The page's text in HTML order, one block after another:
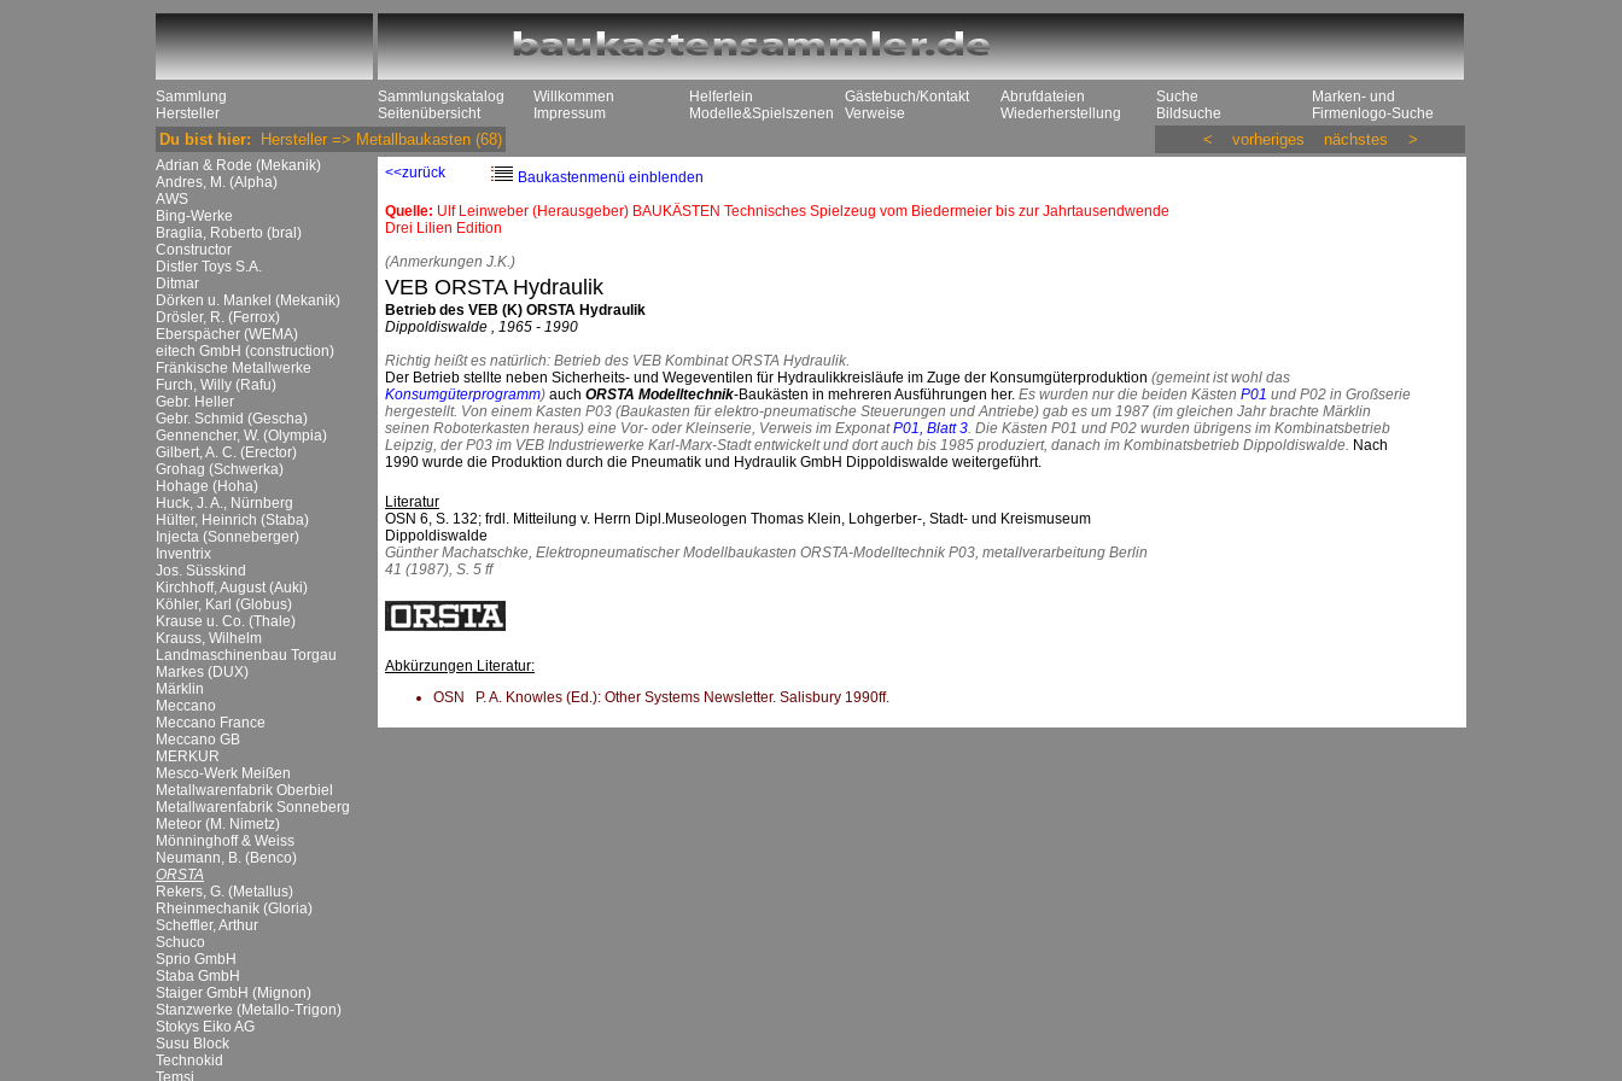
Sammlung
Hersteller
Sammlungskatalog
Seitenübersicht
Willkommen
Impressum
Helferlein
Modelle&Spielszenen
Gästebuch/Kontakt
Verweise
Abrufdateien
Wiederherstellung
Suche
Bildsuche
Marken- und
Firmenlogo-Suche
Du bist hier: Hersteller => Metallbaukasten (68) < vorheriges nächstes >
Adrian & Rode (Mekanik)
Andres, M. (Alpha)
AWS
Bing-Werke
Braglia, Roberto (bral)
Constructor
Distler Toys S.A.
Ditmar
Dörken u. Mankel (Mekanik)
Drösler, R. (Ferrox)
Eberspächer (WEMA)
eitech GmbH (construction)
Fränkische Metallwerke
Furch, Willy (Rafu)
Gebr. Heller
Gebr. Schmid (Gescha)
Gennencher, W. (Olympia)
Gilbert, A. C. (Erector)
Grohag (Schwerka)
Hohage (Hoha)
Huck, J. A., Nürnberg
Hülter, Heinrich (Staba)
Injecta (Sonneberger)
Inventrix
Jos. Süsskind
Kirchhoff, August (Auki)
Köhler, Karl (Globus)
Krause u. Co. (Thale)
Krauss, Wilhelm
Landmaschinenbau Torgau
Markes (DUX)
Märklin
Meccano
Meccano France
Meccano GB
MERKUR
Mesco-Werk Meißen
Metallwarenfabrik Oberbiel
Metallwarenfabrik Sonneberg
Meteor (M. Nimetz)
Mönninghoff & Weiss
Neumann, B. (Benco)
ORSTA
Rekers, G. (Metallus)
Rheinmechanik (Gloria)
Scheffler, Arthur
Schuco
Sprio GmbH
Staba GmbH
Staiger GmbH (Mignon)
Stanzwerke (Metallo-Trigon)
Stokys Eiko AG
Susu Block
Technokid
Temsi
<<zurück
Baukastenmenü einblenden
Quelle: Ulf Leinweber (Herausgeber) BAUKÄSTEN Technisches Spielzeug vom Biedermeier bis zur Jahrtausendwende
Drei Lilien Edition
(Anmerkungen J.K.)
VEB ORSTA Hydraulik
Betrieb des VEB (K) ORSTA Hydraulik
Dippoldiswalde , 1965 - 1990
Richtig heißt es natürlich: Betrieb des VEB Kombinat ORSTA Hydraulik.
Der Betrieb stellte neben Sicherheits- und Wegeventilen für Hydraulikkreisläufe im Zuge der Konsumgüterproduktion (gemeint ist wohl das
Konsumgüterprogramm) auch ORSTA Modelltechnik-Baukästen in mehreren Ausführungen her. Es wurden nur die beiden Kästen P01 und P02 in Großserie
hergestellt. Von einem Kasten P03 (Baukasten für elektro-pneumatische Steuerungen und Antriebe) gab es um 1987 (im gleichen Jahr brachte Märklin
seinen Roboterkasten heraus) eine Vor- oder Kleinserie, Verweis im ExponatP01, Blatt 3. Die Kästen P01 und P02 wurden übrigens im Kombinatsbetrieb
Leipzig, der P03 im VEB Industriewerke Karl-Marx-Stadt entwickelt und dort auch bis 1985 produziert, danach im Kombinatsbetrieb Dippoldiswalde. Nach
1990 wurde die Produktion durch die Pneumatik und Hydraulik GmbH Dippoldiswalde weitergeführt.
Literatur
OSN 6, S. 132; frdl. Mitteilung v. Herrn Dipl.Museologen Thomas Klein, Lohgerber-, Stadt- und Kreismuseum
Dippoldiswalde
Günther Machatschke, Elektropneumatischer Modellbaukasten ORSTA-Modelltechnik P03, metallverarbeitung Berlin
41 (1987), S. 5 ff
Abkürzungen Literatur:
OSN P. A. Knowles (Ed.): Other Systems Newsletter. Salisbury 1990ff.